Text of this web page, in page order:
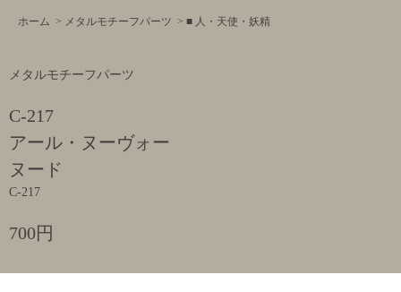
ホーム > メタルモチーフパーツ > ■ 人・天使・妖精
メタルモチーフパーツ
C-217
アール・ヌーヴォー
ヌード
C-217
700円